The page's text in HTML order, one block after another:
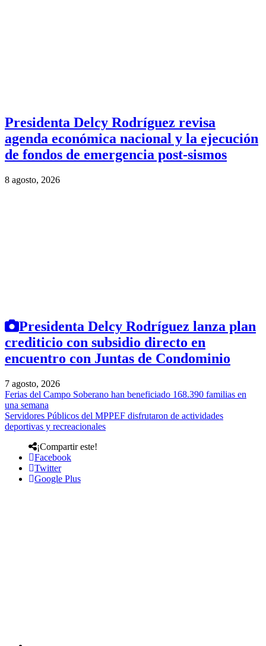
Presidenta Delcy Rodríguez revisa
agenda económica nacional y la ejecución
de fondos de emergencia post-sismos
8 agosto, 2026
Presidenta Delcy Rodríguez lanza plan
crediticio con subsidio directo en
encuentro con Juntas de Condominio
7 agosto, 2026
Ferias del Campo Soberano han beneficiado 168.390 familias en
una semana
Servidores Públicos del MPPEF disfrutaron de actividades
deportivas y recreacionales
¡Compartir este!
Facebook
Twitter
Google Plus